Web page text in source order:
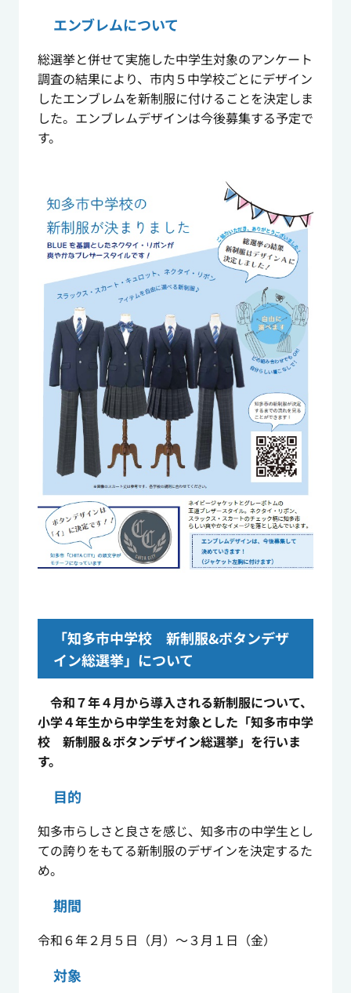
エンブレムについて
総選挙と併せて実施した中学生対象のアンケート
調査の結果により、市内５中学校ごとにデザイン
したエンブレムを新制服に付けることを決定しま
した。エンブレムデザインは今後募集する予定で
す。
「知多市中学校 新制服&ボタンデザ
イン総選挙」について
令和７年４月から導入される新制服について、
小学４年生から中学生を対象とした「知多市中学
校 新制服＆ボタンデザイン総選挙」を行いま
す。
目的
知多市らしさと良さを感じ、知多市の中学生とし
ての誇りをもてる新制服のデザインを決定するた
め。
期間
令和６年２月５日（月）～３月１日（金）
対象